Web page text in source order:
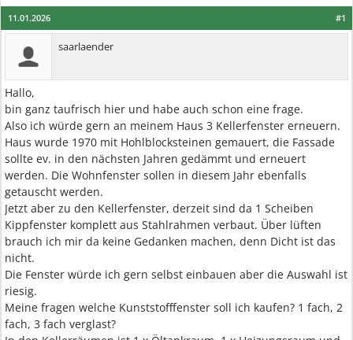
#1
11.01.2026
saarlaender
Hallo,
bin ganz taufrisch hier und habe auch schon eine frage.
Also ich würde gern an meinem Haus 3 Kellerfenster erneuern.
Haus wurde 1970 mit Hohlblocksteinen gemauert, die Fassade
sollte ev. in den nächsten Jahren gedämmt und erneuert
werden. Die Wohnfenster sollen in diesem Jahr ebenfalls
getauscht werden.
Jetzt aber zu den Kellerfenster, derzeit sind da 1 Scheiben
Kippfenster komplett aus Stahlrahmen verbaut. Über lüften
brauch ich mir da keine Gedanken machen, denn Dicht ist das
nicht.
Die Fenster würde ich gern selbst einbauen aber die Auswahl ist
riesig.
Meine fragen welche Kunststofffenster soll ich kaufen? 1 fach, 2
fach, 3 fach verglast?